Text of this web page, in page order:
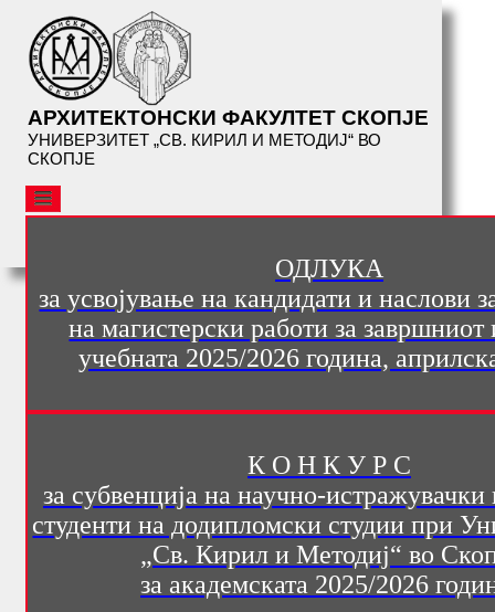
АРХИТЕКТОНСКИ ФАКУЛТЕТ СКОПЈЕ
УНИВЕРЗИТЕТ „СВ. КИРИЛ И МЕТОДИЈ“ ВО
СКОПЈЕ
АФС
СТУДИИ
СЕРВИСИ
БИБЛИОТЕКА
НАСТАНИ
ИЗЛОЖБИ
РАБОТИЛНИЦИ
ОБУКИ
ЛЕТНА ШКОЛА
ОДЛУКА
за усвојување на кандидати и наслови
на магистерски работи за завршниот
учебната 2025/2026 година,
К О Н К У Р С
за субвенција на научно-истражувачки
студенти на додипломски студии при
„Св. Кирил и Методиј“ во
за академската 2025/2026